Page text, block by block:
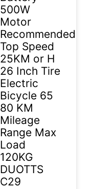
500W
Motor
Recommended
Top Speed
25KM or H
26 Inch Tire
Electric
Bicycle 65
80 KM
Mileage
Range Max
Load
120KG
DUOTTS
C29